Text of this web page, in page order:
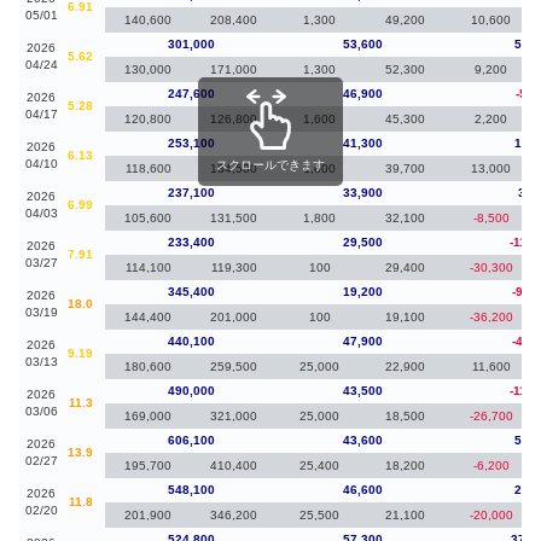
05/01
6.91
140,600
208,400 1,300 49,200 10,600
2026
04/24
5.62
301,000 53,600
130,000
171,000 1,300 52,300 9,200
2026
04/17
5.28
247,600 46,900
-
120,800
126,800 1,600 45,300 2,200
2026
04/10
6.13
253,100 41,300
118,600
134,500 1,600 39,700 13,000
2026
04/03
6.99
237,100 33,900
105,600
131,500 1,800 32,100 -8,500
2026
03/27
7.91
233,400 29,500
-
114,100
119,300 100 29,400 -30,300
2026
03/19
18.0
345,400 19,200
-
144,400
201,000 100 19,100 -36,200
2026
03/13
9.19
440,100 47,900
-
180,600
259,500 25,000 22,900 11,600
2026
03/06
11.3
490,000 43,500
-
169,000
321,000 25,000 18,500 -26,700
2026
02/27
13.9
606,100 43,600
195,700
410,400 25,400 18,200 -6,200
2026
02/20
11.8
548,100 46,600
201,900
346,200 25,500 21,100 -20,000
スクロールできます